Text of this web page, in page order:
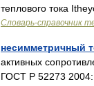
теплового тока
Словарь-справочник
несимметричный
активных
ГОСТ Р 52273 2004: